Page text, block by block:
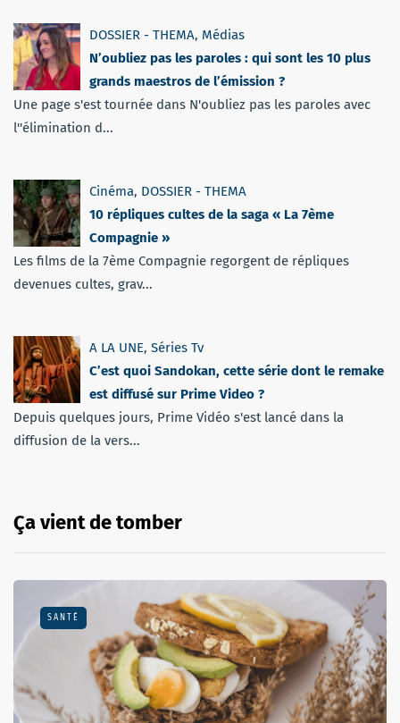
DOSSIER - THEMA, Médias
N’oubliez pas les paroles : qui sont les 10 plus
grands maestros de l’émission ?
Une page s'est tournée dans N'oubliez pas les paroles avec
l''élimination d...
Cinéma, DOSSIER - THEMA
10 répliques cultes de la saga « La 7ème
Compagnie »
Les films de la 7ème Compagnie regorgent de répliques
devenues cultes, grav...
A LA UNE, Séries Tv
C’est quoi Sandokan, cette série dont le remake
est diffusé sur Prime Video ?
Depuis quelques jours, Prime Vidéo s'est lancé dans la
diffusion de la vers...
Ça vient de tomber
SANTÉ